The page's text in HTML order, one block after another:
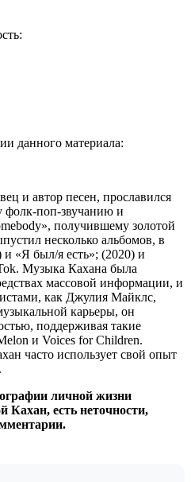
данного материала:
и автор песен, прославился
фолк-поп-звучанию и
получившему золотой
несколько альбомов, в
и «Я был/я есть»; (2020) и
Музыка Кахана была
массовой информации, и
как Джулия Майклс,
карьеры, он
поддерживая такие
и Voices for Children.
часто использует свой опыт
личной жизни
Кахан, есть неточности,